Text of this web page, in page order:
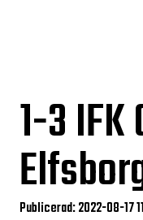
1-3
Publicerad: 2022-08-17